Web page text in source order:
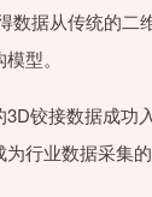
数据从传统的二
型。
铰接数据成功
行业数据采集的